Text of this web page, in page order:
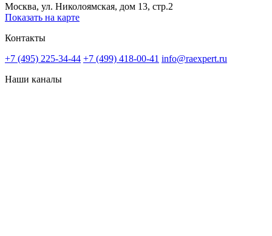
Москва, ул. Николоямская, дом 13, стр.2
Показать на карте
Контакты
+7 (495) 225-34-44 +7 (499) 418-00-41 info@raexpert.ru
Наши каналы